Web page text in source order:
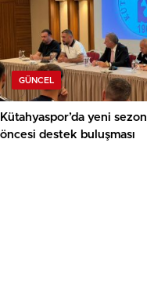
GÜNCEL
Kütahyaspor’da yeni sezon
öncesi destek buluşması